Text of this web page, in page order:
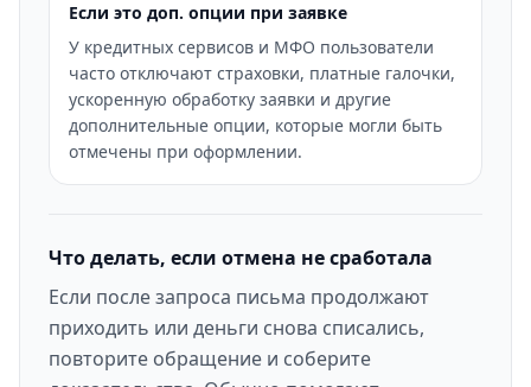
Если это доп. опции при заявке
У кредитных сервисов и МФО пользователи
часто отключают страховки, платные галочки,
ускоренную обработку заявки и другие
дополнительные опции, которые могли быть
отмечены при оформлении.
Что делать, если отмена не сработала
Если после запроса письма продолжают
приходить или деньги снова списались,
повторите обращение и соберите